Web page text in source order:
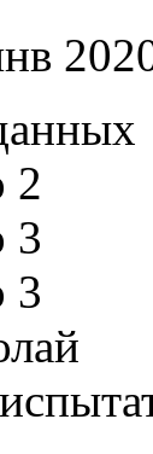
2
3
3